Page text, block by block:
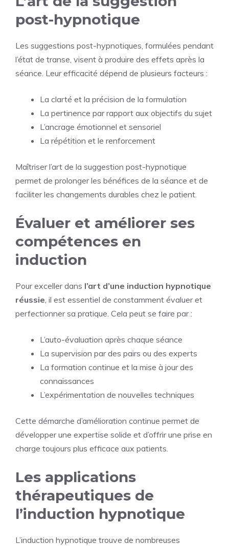
post-hypnotique
Les suggestions post-hypnotiques, formulées pendant
l’état de transe, visent à produire des effets après la
séance. Leur efficacité dépend de plusieurs facteurs :
La clarté et la précision de la formulation
La pertinence par rapport aux objectifs du sujet
L’ancrage émotionnel et sensoriel
La répétition et le renforcement
Maîtriser l’art de la suggestion post-hypnotique
permet de prolonger les bénéfices de la séance et de
faciliter les changements durables chez le patient.
Évaluer et améliorer ses
compétences en
induction
Pour exceller dans l’art d’une induction hypnotique
réussie, il est essentiel de constamment évaluer et
perfectionner sa pratique. Cela peut se faire par :
L’auto-évaluation après chaque séance
La supervision par des pairs ou des experts
La formation continue et la mise à jour des
connaissances
L’expérimentation de nouvelles techniques
Cette démarche d’amélioration continue permet de
développer une expertise solide et d’offrir une prise en
charge toujours plus efficace aux patients.
Les applications
thérapeutiques de
l’induction hypnotique
L’induction hypnotique trouve de nombreuses